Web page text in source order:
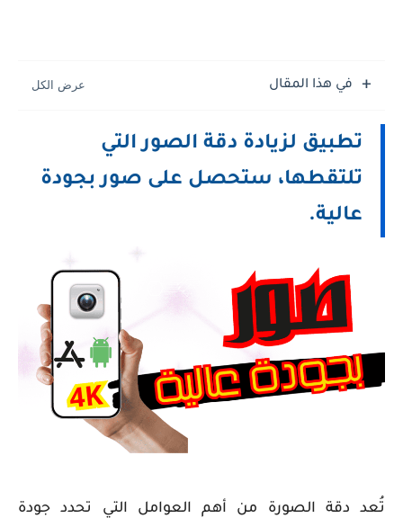
في هذا المقال
تطبيق لزيادة دقة الصور التي
تلتقطها، ستحصل على صور بجودة
عالية.
تُعد دقة الصورة من أهم العوامل التي تحدد جودة